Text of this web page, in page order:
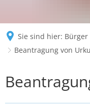
Sie sind hier: Bürger
Beantragung von
Beantragung